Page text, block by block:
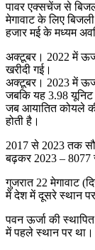
पावर एक्सचेंज से
मेगावाट के लिए
हजार मई के मध्यम
अक्टूबर। 2022 में
खरीदी गई।
अक्टूबर। 2023 में
जबकि यह 3.98 यूनिट
जब आयातित कोयले
होती है।
2017 से 2023 तक
बढ़कर 2023 – 8077
गुजरात 22 मेगावाट
में देश में दूसरे स्थान
पवन ऊर्जा की
में पहले स्थान पर था।